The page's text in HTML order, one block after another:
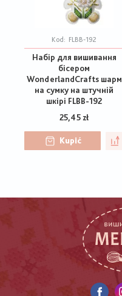
Kod: FLBB-192
Набір для вишивання
бісером
WonderlandCrafts шарм
на сумку на штучній
шкірі FLBB-192
25,45 zł
Kupić